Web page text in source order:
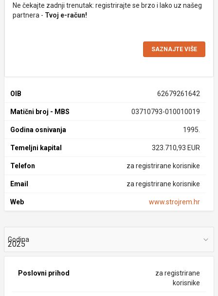
Ne čekajte zadnji trenutak: registrirajte se brzo i lako uz našeg
partnera - Tvoj e-račun!
SAZNAJTE VIŠE
OIB 62679261642
Matični broj - MBS 03710793-010010019
Godina osnivanja 1995.
Temeljni kapital 323.710,93 EUR
Telefon za registrirane korisnike
Email za registrirane korisnike
Web www.strojrem.hr
Godina
Poslovni prihod
za registrirane
korisnike